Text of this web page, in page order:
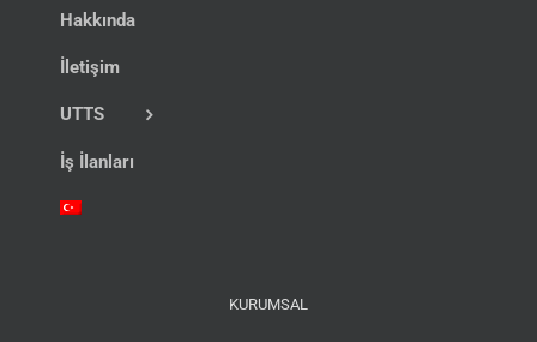
Hakkında
İletişim
UTTS
İş İlanları
KURUMSAL